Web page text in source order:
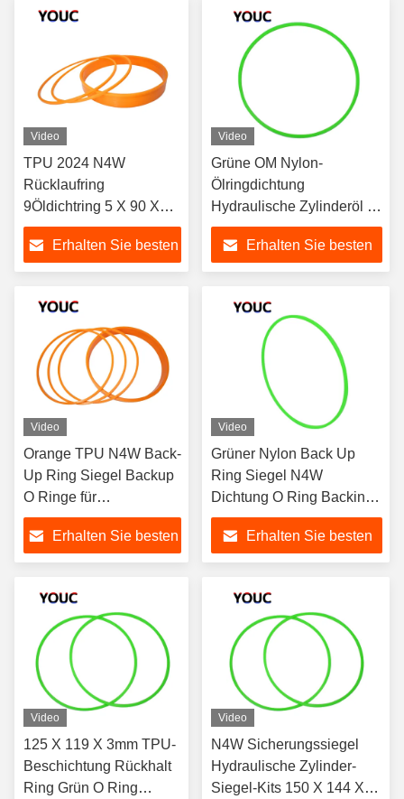
Video
TPU 2024 N4W
Rücklaufring
9Öldichtring 5 X 90 X
2.5
Erhalten Sie besten
Video
Grüne OM Nylon-
Ölringdichtung
Hydraulische Zylinderöl O-
Ringdichtungen zur
Maschinenreparatur
Erhalten Sie besten
Video
Orange TPU N4W Back-
Up Ring Siegel Backup
O Ringe für
Hydraulikzylinder
Erhalten Sie besten
Video
Grüner Nylon Back Up
Ring Siegel N4W
Dichtung O Ring Backing
Ring
Erhalten Sie besten
Video
125 X 119 X 3mm TPU-
Beschichtung Rückhalt
Ring Grün O Ring
Video
N4W Sicherungssiegel
Hydraulische Zylinder-
Siegel-Kits 150 X 144 X